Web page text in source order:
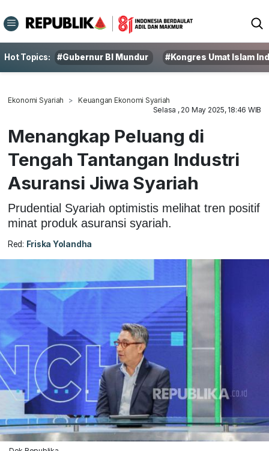
Hot Topics: #Gubernur BI Mundur #Kongres Umat Islam
Ekonomi Syariah
Keuangan Ekonomi Syariah
Selasa , 20 May 2025, 18:46 WIB
Menangkap Peluang di
Tengah Tantangan Industri
Asuransi Jiwa Syariah
Prudential Syariah optimistis melihat tren positif
minat produk asuransi syariah.
Red: Friska Yolandha